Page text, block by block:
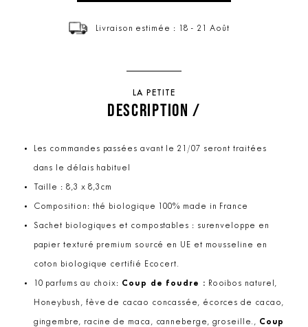
Livraison estimée : 18 - 21 Août
LA PETITE
DESCRIPTION /
Les commandes passées avant le 21/07 seront traitées
dans le délais habituel
Taille : 8,3 x 8,3cm
Composition: thé biologique 100% made in France
Sachet biologiques et compostables : surenveloppe en
papier texturé premium sourcé en UE et mousseline en
coton biologique certifié Ecocert.
10 parfums au choix: Coup de foudre : Rooibos naturel,
Honeybush, fève de cacao concassée, écorces de cacao,
gingembre, racine de maca, canneberge, groseille., Coup